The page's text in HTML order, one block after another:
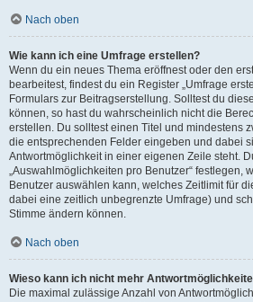
Nach oben
Wie kann ich eine Umfrage erstellen?
Wenn du ein neues Thema eröffnest oder den
bearbeitest, findest du ein Register „Umfrage
Formulars zur Beitragserstellung. Solltest du
können, so hast du wahrscheinlich nicht die
erstellen. Du solltest einen Titel und mindestens
die entsprechenden Felder eingeben und dabei
Antwortmöglichkeit in einer eigenen Zeile steht.
„Auswahlmöglichkeiten pro Benutzer“ festlegen,
Benutzer auswählen kann, welches Zeitlimit für
dabei eine zeitlich unbegrenzte Umfrage) und
Stimme ändern können.
Nach oben
Wieso kann ich nicht mehr
Die maximal zulässige Anzahl von